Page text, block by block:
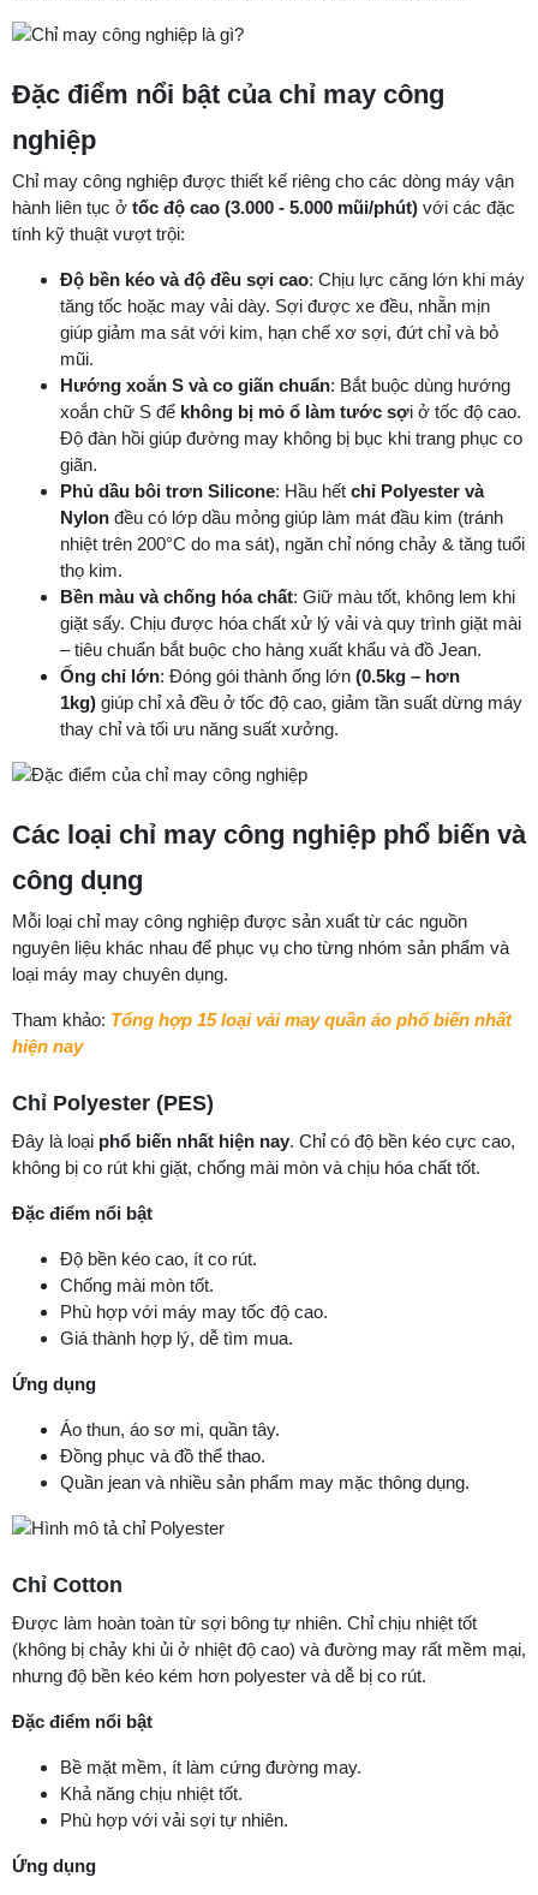
Đặc điểm nổi bật của chỉ may công
nghiệp
Chỉ may công nghiệp được thiết kế riêng cho các dòng máy vận
hành liên tục ở tốc độ cao (3.000 - 5.000 mũi/phút) với các đặc
tính kỹ thuật vượt trội:
Độ bền kéo và độ đều sợi cao: Chịu lực căng lớn khi máy
tăng tốc hoặc may vải dày. Sợi được xe đều, nhẵn mịn
giúp giảm ma sát với kim, hạn chế xơ sợi, đứt chỉ và bỏ
mũi.
Hướng xoắn S và co giãn chuẩn: Bắt buộc dùng hướng
xoắn chữ S để không bị mỏ ổ làm tước sợi ở tốc độ cao.
Độ đàn hồi giúp đường may không bị bục khi trang phục co
giãn.
Phủ dầu bôi trơn Silicone: Hầu hết chỉ Polyester và
Nylon đều có lớp dầu mỏng giúp làm mát đầu kim (tránh
nhiệt trên 200°C do ma sát), ngăn chỉ nóng chảy & tăng tuổi
thọ kim.
Bền màu và chống hóa chất: Giữ màu tốt, không lem khi
giặt sấy. Chịu được hóa chất xử lý vải và quy trình giặt mài
– tiêu chuẩn bắt buộc cho hàng xuất khẩu và đồ Jean.
Ống chỉ lớn: Đóng gói thành ống lớn (0.5kg – hơn
1kg) giúp chỉ xả đều ở tốc độ cao, giảm tần suất dừng máy
thay chỉ và tối ưu năng suất xưởng.
Các loại chỉ may công nghiệp phổ biến và
công dụng
Mỗi loại chỉ may công nghiệp được sản xuất từ các nguồn
nguyên liệu khác nhau để phục vụ cho từng nhóm sản phẩm và
loại máy may chuyên dụng.
Tham khảo: Tổng hợp 15 loại vải may quần áo phổ biến nhất
hiện nay
Chỉ Polyester (PES)
Đây là loại phổ biến nhất hiện nay. Chỉ có độ bền kéo cực cao,
không bị co rút khi giặt, chống mài mòn và chịu hóa chất tốt.
Đặc điểm nổi bật
Độ bền kéo cao, ít co rút.
Chống mài mòn tốt.
Phù hợp với máy may tốc độ cao.
Giá thành hợp lý, dễ tìm mua.
Ứng dụng
Áo thun, áo sơ mi, quần tây.
Đồng phục và đồ thể thao.
Quần jean và nhiều sản phẩm may mặc thông dụng.
Chỉ Cotton
Được làm hoàn toàn từ sợi bông tự nhiên. Chỉ chịu nhiệt tốt
(không bị chảy khi ủi ở nhiệt độ cao) và đường may rất mềm mại,
nhưng độ bền kéo kém hơn polyester và dễ bị co rút.
Đặc điểm nổi bật
Bề mặt mềm, ít làm cứng đường may.
Khả năng chịu nhiệt tốt.
Phù hợp với vải sợi tự nhiên.
Ứng dụng